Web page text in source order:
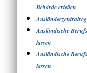
Behörde erteilen
Ausländische
lassen
Ausländische
lassen